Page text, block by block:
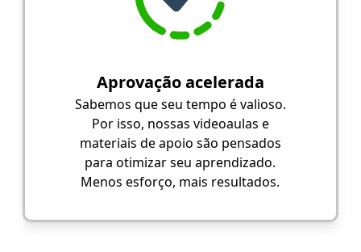
Aprovação acelerada
Sabemos que seu tempo é valioso.
Por isso, nossas videoaulas e
materiais de apoio são pensados
para otimizar seu aprendizado.
Menos esforço, mais resultados.